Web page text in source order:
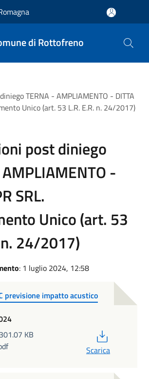
di Rottofreno
TERNA - AMPLIAMENTO - DITTA
Unico (art. 53 L.R. E.R. n. 24/2017)
post diniego
-
SRL.
Unico (art. 53
n. 24/2017)
: 1 luglio 2024, 12:58
previsione impatto acustico
KB
Scarica